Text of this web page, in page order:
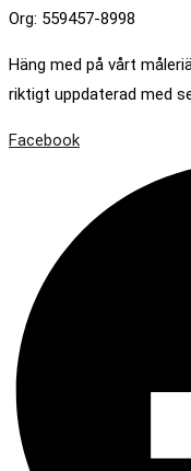
Org: 559457-8998
Häng med på vårt
riktigt uppdaterad med
Facebook